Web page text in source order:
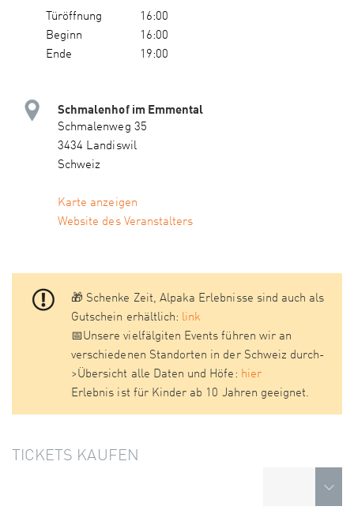
Türöffnung
16:00
Beginn
16:00
Ende
19:00
Schmalenhof im Emmental
Schmalenweg 35
3434 Landiswil
Schweiz
Karte anzeigen
Website des Veranstalters
🎁 Schenke Zeit, Alpaka Erlebnisse sind auch als
Gutschein erhältlich: link
📅Unsere vielfälgiten Events führen wir an
verschiedenen Standorten in der Schweiz durch-
>Übersicht alle Daten und Höfe: hier
Erlebnis ist für Kinder ab 10 Jahren geeignet.
TICKETS KAUFEN